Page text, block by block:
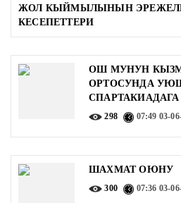
ЖОЛ КЫЙМЫЛЫНЫН
КЕСЕПЕТТЕРИ
ОШ МУНУН
ОРТОСУНДА
СПАРТАКИАДАГА
298 07:49 03-
ШАХМАТ ОЮНУ
300 07:36 03-